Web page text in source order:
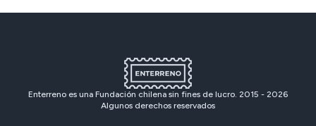
Enterreno es una Fundación chilena sin fines de lucro. 2015 - 2026
Algunos derechos reservados